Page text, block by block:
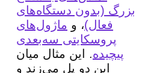
بزرگ (بدون دستگاه‌های
فعال)، و ماژول‌های
پروسکایتی سه‌بعدی
پیچیده. این مثال میان
این دو پل می‌زند و